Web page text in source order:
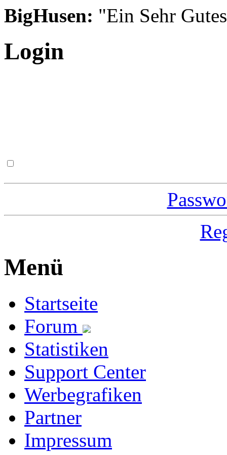
BigHusen: "Ein Sehr
Login
Menü
Startseite
Forum
Statistiken
Support Center
Werbegrafiken
Partner
Impressum